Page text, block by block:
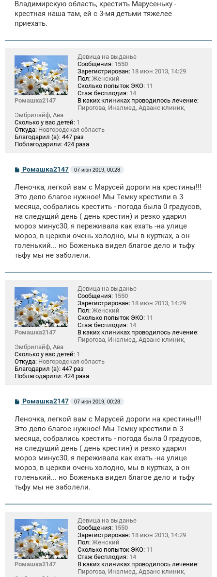
н
и
Владимирскую область, крестить Марусеньку -
крестная наша там, ей с 3-мя детьми тяжелее
приехать.
Ромашка2147
Девица на выданье
Сообщения: 1550
Зарегистрирован: 18 июн 2013, 14:29
Пол: Женский
Сколько попыток ЭКО: 11
Стаж бесплодия: 14
В каких клиниках проводилось лечение:
Пирогова, Иналмед, Адванс клиник,
Эмбрилайф, Ава
Сколько у вас детей: 1
Откуда: Новгородская область
Благодарил (а): 447 раз
Поблагодарили: 424 раза
С
б
щ
н
и
Ромашка2147 07 июн 2019, 00:28
Леночка, легкой вам с Марусей дороги на крестины!!!
Это дело благое нужное! Мы Темку крестили в 3
месяца, собрались крестить - погода была 0 градусов,
на следущий день ( день крестин) и резко ударил
мороз минус30, я переживала как ехать -на улице
мороз, в церкви очень холодно, мы в куртках, а он
голенький... но Боженька видел благое дело и тьфу
тьфу мы не заболели.
Ромашка2147
Девица на выданье
Сообщения: 1550
Зарегистрирован: 18 июн 2013, 14:29
Пол: Женский
Сколько попыток ЭКО: 11
Стаж бесплодия: 14
В каких клиниках проводилось лечение:
Пирогова, Иналмед, Адванс клиник,
Эмбрилайф, Ава
Сколько у вас детей: 1
Откуда: Новгородская область
Благодарил (а): 447 раз
Поблагодарили: 424 раза
С
б
щ
н
и
Ромашка2147 07 июн 2019, 00:28
Леночка, легкой вам с Марусей дороги на крестины!!!
Это дело благое нужное! Мы Темку крестили в 3
месяца, собрались крестить - погода была 0 градусов,
на следущий день ( день крестин) и резко ударил
мороз минус30, я переживала как ехать -на улице
мороз, в церкви очень холодно, мы в куртках, а он
голенький... но Боженька видел благое дело и тьфу
тьфу мы не заболели.
Ромашка2147
Девица на выданье
Сообщения: 1550
Зарегистрирован: 18 июн 2013, 14:29
Пол: Женский
Сколько попыток ЭКО: 11
Стаж бесплодия: 14
В каких клиниках проводилось лечение:
Пирогова, Иналмед, Адванс клиник,